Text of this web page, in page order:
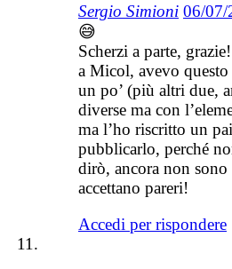
Sergio Simioni 06/07/
😅
Scherzi a parte,
a Micol, avevo
un po’ (più altri due,
diverse ma con
ma l’ho riscritto un
pubblicarlo, perché
dirò, ancora non
accettano pareri!
Accedi per rispondere